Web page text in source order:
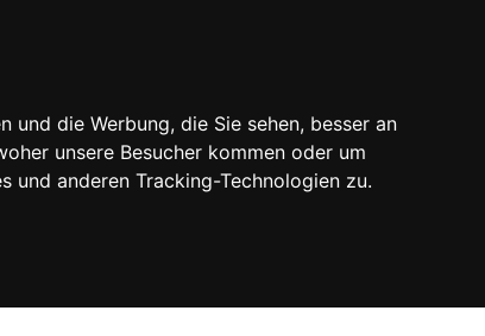
die Werbung, die Sie sehen, besser an
unsere Besucher kommen oder um
und anderen Tracking-Technologien zu.